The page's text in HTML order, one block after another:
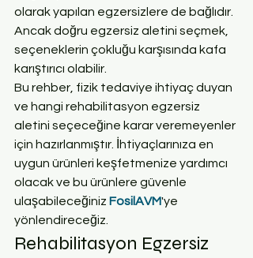
olarak yapılan egzersizlere de bağlıdır.
Ancak doğru egzersiz aletini seçmek,
seçeneklerin çokluğu karşısında kafa
karıştırıcı olabilir.
Bu rehber, fizik tedaviye ihtiyaç duyan
ve hangi rehabilitasyon egzersiz
aletini seçeceğine karar veremeyenler
için hazırlanmıştır. İhtiyaçlarınıza en
uygun ürünleri keşfetmenize yardımcı
olacak ve bu ürünlere güvenle
ulaşabileceğiniz FosilAVM'ye
yönlendireceğiz.
Rehabilitasyon Egzersiz